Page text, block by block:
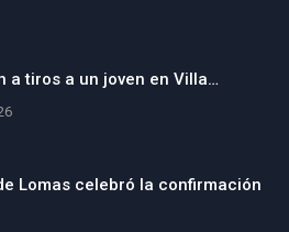
a tiros a un joven en Villa…
Lomas celebró la confirmación